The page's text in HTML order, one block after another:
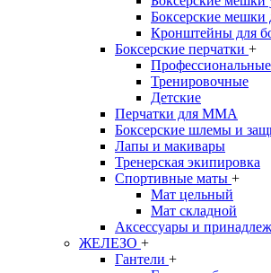
Боксерские мешки
Кронштейны для
Боксерские перчатки +
Профессиональные
Тренировочные
Детские
Перчатки для MMA
Боксерские шлемы и
Лапы и макивары
Тренерская экипировка
Спортивные маты +
Мат цельный
Мат складной
Аксессуары и
ЖЕЛЕЗО +
Гантели +